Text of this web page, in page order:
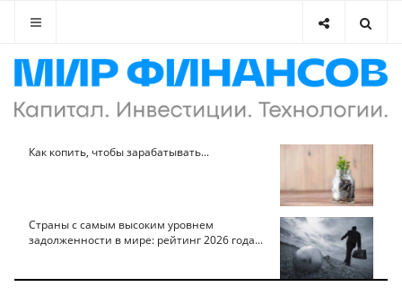
Как копить, чтобы зарабатывать...
Страны с самым высоким уровнем
задолженности в мире: рейтинг 2026 года...